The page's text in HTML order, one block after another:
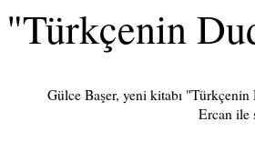
"Türkçenin
Gülce Başer, yeni kitabı "Türkçenin
Ercan ile